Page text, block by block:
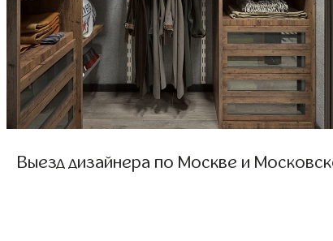
Выезд дизайнера по Москве и